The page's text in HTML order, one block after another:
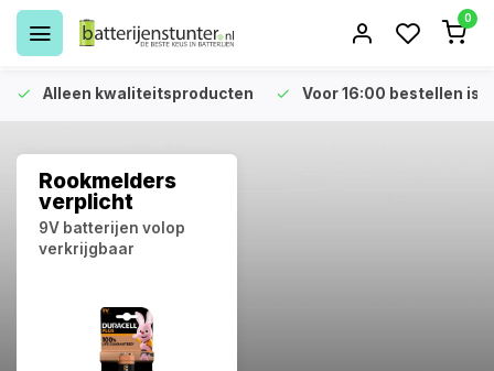
0
Alleen kwaliteitsproducten Voor 16:00 bestellen is
Rookmelders
verplicht
9V batterijen volop
verkrijgbaar